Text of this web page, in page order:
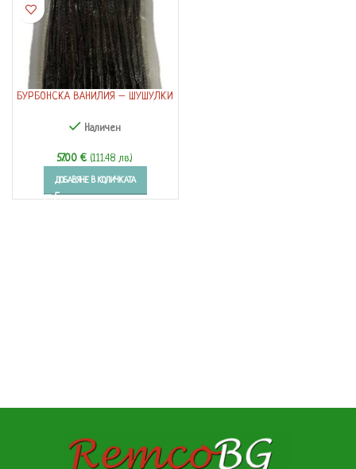
БУРБОНСКА ВАНИЛИЯ – ШУШУЛКИ
Наличен
57.00€ (111.48 лв.)
ДОБАВЯНЕ В КОЛИЧКАТА